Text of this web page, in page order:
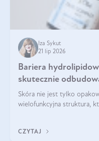
Iza Sykut
21 lip 2026
Bariera
skutecznie
Skóra nie jest tylko
wielofunkcyjna struktura,
bariera hydrolipidowa.
CZYTAJ